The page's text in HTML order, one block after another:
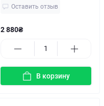
Оставить отзыв
2 880₴
В корзину